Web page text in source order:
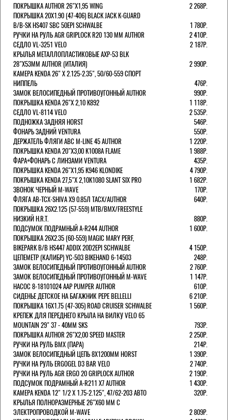
ПОКРЫШКА AUTHOR 26"Х1,95 WING
2 268Р.
ПОКРЫШКА 20X1.90 (47-406) BLACK JACK K-GUARD
B/B-SK HS407 SBC 50EPI SCHWALBE
1 780Р.
РУЧКИ НА РУЛЬ AGR GRIPLOCK R20 130 ММ AUTHOR
2 410Р.
СЕДЛО VL-3251 VELO
2 187Р.
КРЫЛЬЯ МЕТАЛЛОПЛАСТИКОВЫЕ AXP-53 BLK
28"Х53ММ AUTHOR (ИТАЛИЯ)
2 990Р.
КАМЕРА KENDA 26" Х 2.125-2.35", 50/60-559 СПОРТ
НИППЕЛЬ
476Р.
ЗАМОК ВЕЛОСИПЕДНЫЙ ПРОТИВОУГОННЫЙ AUTHOR
990Р.
ПОКРЫШКА KENDA 26"Х 2,10 K892
1 118Р.
СЕДЛО VL-8114 VELO
2 535Р.
ПОДНОЖКА ЗАДНЯЯ HORST
546Р.
ФОНАРЬ ЗАДНИЙ VENTURA
550Р.
ДЕРЖАТЕЛЬ ФЛЯГИ АВС M-LINE 45 AUTHOR
1 220Р.
ПОКРЫШКА KENDA 20"Х3,00 K1008A FLAME
1 988Р.
ФАРА+ФОНАРЬ С ЛИНЗАМИ VENTURA
435Р.
ПОКРЫШКА KENDA 26"Х1,95 K946 KLONDIKE
4 790Р.
ПОКРЫШКА KENDA 27,5"Х 2,10K1080 SLANT SIX PRO
1 682Р.
ЗВОНОК ЧЕРНЫЙ M-WAVE
170Р.
ФЛЯГА AB-TCX-SHIVA X9 0.85Л TACX/AUTHOR
640Р.
ПОКРЫШКА 26X2.125 (57-559) MTB/BMX/FREESTYLE
НИЗКИЙ H.R.T.
880Р.
ПОДСУМОК ПОДРАМНЫЙ A-R244 AUTHOR
1 600Р.
ПОКРЫШКА 26X2.35 (60-559) MAGIC MARY PERF,
BIKEPARK B/B HS447 ADDIX 20D2EPI SCHWALBE
4 150Р.
ЦЕПЕМЕТР (КАЛИБР) YC-503 BIKEHAND 6-14503
248Р.
ЗАМОК ВЕЛОСИПЕДНЫЙ ПРОТИВОУГОННЫЙ AUTHOR
2 760Р.
ЗАМОК ВЕЛОСИПЕДНЫЙ ПРОТИВОУГОННЫЙ M-WAVE
1 147Р.
НАСОС 8-18101024 AAP PUMPER AUTHOR
610Р.
СИДЕНЬЕ ДЕТСКОЕ НА БАГАЖНИК PEPE BELLELLI
6 210Р.
ПОКРЫШКА 16X1.75 (47-305) ROAD CRUISER SCHWALBE
1 560Р.
КРЕПЕЖ ДЛЯ ПЕРЕДНЕГО КРЫЛА НА ВИЛКУ VELO 65
MOUNTAIN 29" 37 - 40ММ SKS
793Р.
ПОКРЫШКА AUTHOR 26"Х2,00 SPEED MASTER
2 250Р.
РУЧКИ НА РУЛЬ BMX (ПАРА)
214Р.
ЗАМОК ВЕЛОCИПЕДНЫЙ ЦЕПЬ 8Х1200ММ HORST
1 390Р.
РУЧКИ НА РУЛЬ ERGOGEL D3 BAR VELO
2 740Р.
РУЧКИ НА РУЛЬ AGR ERGO 20 GRIPLOCK AUTHOR
2 190Р.
ПОДСУМОК ПОДРАМНЫЙ A-R211 X7 AUTHOR
1 430Р.
КАМЕРА KENDA 12" 1/2 Х 1.75-2.125", 47/62-203 АВТО
320Р.
КРЫЛЬЯ ПОЛНОРАЗМЕРНЫЕ 26"Х60 ММ С
ЭЛЕКТРОПРОВОДКОЙ M-WAVE
2 809Р.